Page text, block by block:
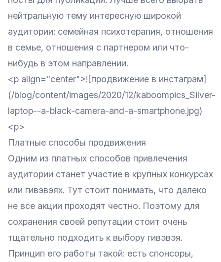
нейтральную тему интересную широкой
аудитории: семейная психотерапия, отношения
в семье, отношения с партнером или что-
нибудь в этом направлении.
<p align="center">![продвижение в инстаграм]
(/blog/content/images/2020/12/kaboompics_Silver-
laptop--a-black-camera-and-a-smartphone.jpg)
<p>
Платные способы продвижения
Одним из платных способов привлечения
аудитории станет участие в крупных конкурсах
или гивэвэях. Тут стоит понимать, что далеко
не все акции проходят честно. Поэтому для
сохранения своей репутации стоит очень
тщательно подходить к выбору гивэвэя.
Принцип его работы такой: есть спонсоры,